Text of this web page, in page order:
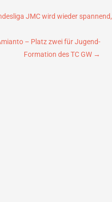
JMC wird wieder spannend,
– Platz zwei für Jugend-
Formation des TC GW →